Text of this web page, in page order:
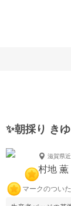
✨朝採り き
滋賀県
村地 薫
マークのつい